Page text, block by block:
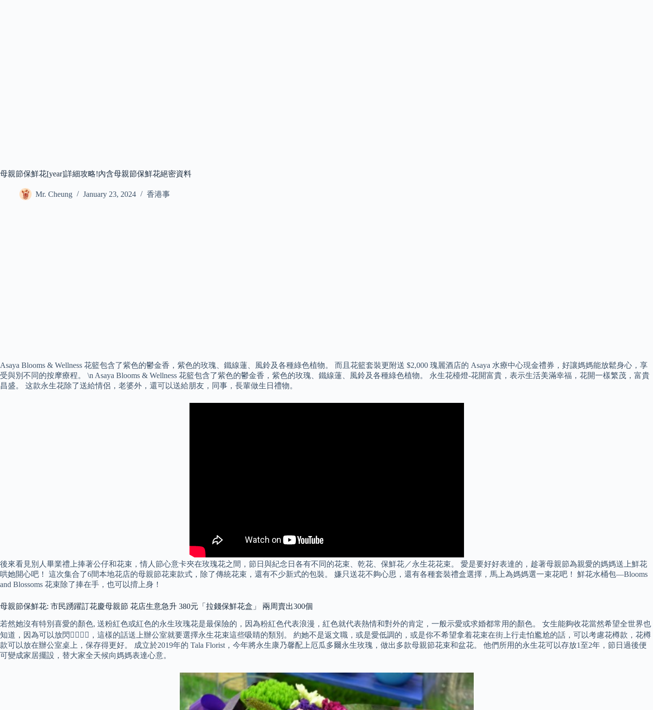
母親節保鮮花[year]詳細攻略!內含母親節保鮮花絕密資料
Mr. Cheung January 23, 2024 香港事
Asaya Blooms & Wellness 花籃包含了紫色的鬱金香，紫色的玫瑰、鐵線蓮、風鈴及各種綠色植物。 而且花籃套裝更附送 $2,000 瑰麗酒店的 Asaya 水療中心現金禮券，好讓媽媽能放鬆身心，享
受與別不同的按摩療程。 \n Asaya Blooms & Wellness 花籃包含了紫色的鬱金香，紫色的玫瑰、鐵線蓮、風鈴及各種綠色植物。 永生花檯燈-花開富貴，表示生活美滿幸福，花開一樣繁茂，富貴
昌盛。 这款永生花除了送給情侶，老婆外，還可以送給朋友，同事，長輩做生日禮物。
後來看見別人畢業禮上捧著公仔和花束，情人節心意卡夾在玫瑰花之間，節日與紀念日各有不同的花束、乾花、保鮮花／永生花花束。 愛是要好好表達的，趁著母親節為親愛的媽媽送上鮮花
哄她開心吧！ 這次集合了6間本地花店的母親節花束款式，除了傳統花束，還有不少新式的包裝。 嫌只送花不夠心思，還有各種套裝禮盒選擇，馬上為媽媽選一束花吧！ 鮮花水桶包—Blooms
and Blossoms 花束除了捧在手，也可以揹上身！
母親節保鮮花: 市民踴躍訂花慶母親節 花店生意急升 380元「拉錢保鮮花盒」 兩周賣出300個
若然她沒有特別喜愛的顏色, 送粉紅色或紅色的永生玫瑰花是最保險的，因為粉紅色代表浪漫，紅色就代表熱情和對外的肯定，一般示愛或求婚都常用的顏色。 女生能夠收花當然希望全世界也
知道，因為可以放閃👩‍❤️‍💋‍👨，這樣的話送上辦公室就要選擇永生花束這些吸睛的類別。 約她不是返文職，或是愛低調的，或是你不希望拿着花束在街上行走怕尷尬的話，可以考慮花樽款，花樽
款可以放在辦公室桌上，保存得更好。 成立於2019年的 Tala Florist，今年將永生康乃馨配上厄瓜多爾永生玫瑰，做出多款母親節花束和盆花。 他們所用的永生花可以存放1至2年，節日過後便
可變成家居擺設，替大家全天候向媽媽表達心意。